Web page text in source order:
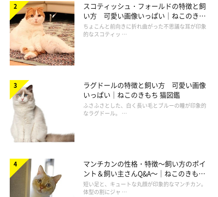
スコティッシュ・フォールドの特徴と飼
い方 可愛い画像いっぱい｜ねこのきも
ち 猫図鑑
ちょこんと前向きに折れ曲がった不思議な耳が印象
的なスコティッ …
ラグドールの特徴と飼い方 可愛い画像
いっぱい｜ねこのきもち 猫図鑑
ふさふさとした、白く長い毛とブルーの瞳が印象的
なラグドール。 …
マンチカンの性格・特徴～飼い方のポイ
ント＆飼い主さんQ&A～｜ねこのきもち
猫図鑑
短い足と、キュートな丸顔が印象的なマンチカン。
体型の割にジャ …